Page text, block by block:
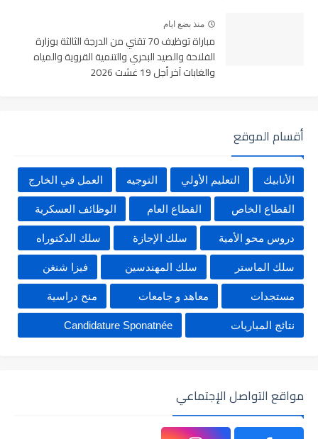
منذ بضع ايام
مباراة توظيف 70 تقني من الدرجة الثالثة بوزارة
الفلاحة والصيد البحري والتنمية القروية والمياه
والغابات آخر أجل 19 غشت 2026
أقسام الموقع
الأنابيك التعليم الأولي التوجيه العمل في الخارج
القطاع الخاص القطاع العام الوظائف العسكرية
دروس محو الأمية سلك الإجازة سلك الدكتوراه
سلك الماستر سلك المهندسين فيزا شنغن
مستجدات معاهد و جامعات منح دراسية
نتائج المباريات Candidature Sponatnée
مواقع التواصل الإجتماعي